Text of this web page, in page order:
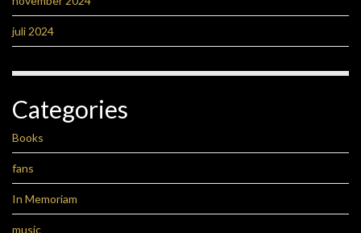
juli 2024
Categories
Books
fans
In Memoriam
music